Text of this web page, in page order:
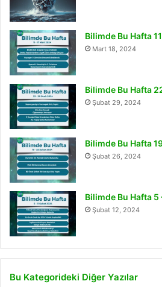
Bilimde Bu Hafta
Mart 18, 2024
Bilimde Bu Hafta
Şubat 29, 2024
Bilimde Bu Hafta
Şubat 26, 2024
Bilimde Bu Hafta 5
Şubat 12, 2024
Bu Kategorideki Diğer Yazılar